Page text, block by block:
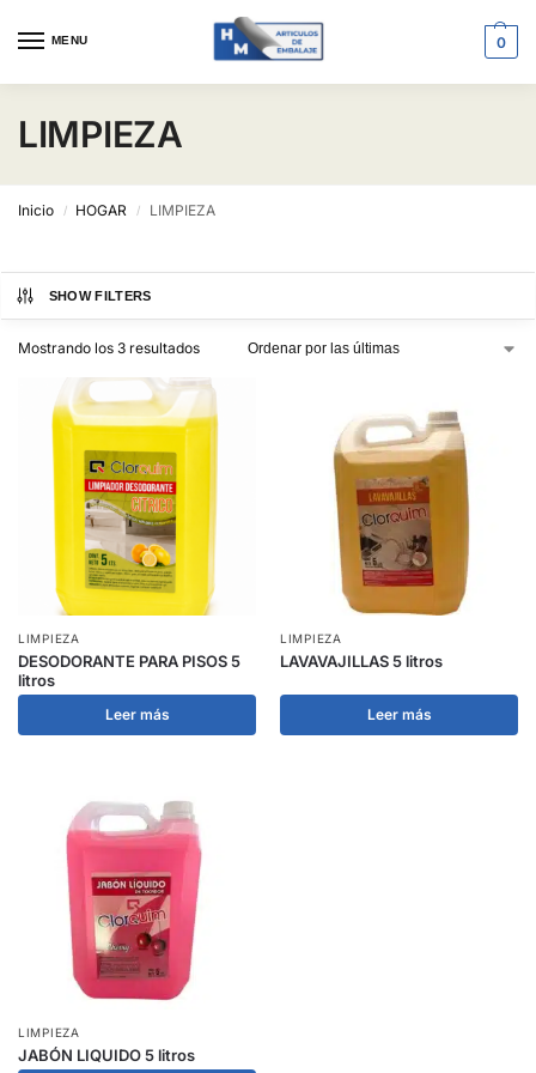
MENU 0
LIMPIEZA
Inicio / HOGAR / LIMPIEZA
SHOW FILTERS
Mostrando los 3 resultados
LIMPIEZA
DESODORANTE PARA PISOS 5
litros
Leer más
LIMPIEZA
LAVAVAJILLAS 5 litros
Leer más
LIMPIEZA
JABÓN LIQUIDO 5 litros